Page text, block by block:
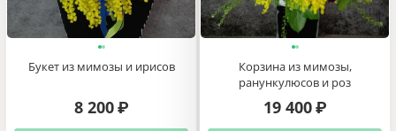
Букет из мимозы и ирисов
8 200 ₽
Корзина из мимозы,
ранункулюсов и роз
19 400 ₽